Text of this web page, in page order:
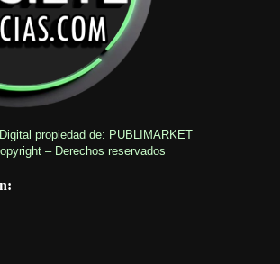
propiedad de: PUBLIMARKET
– Derechos reservados